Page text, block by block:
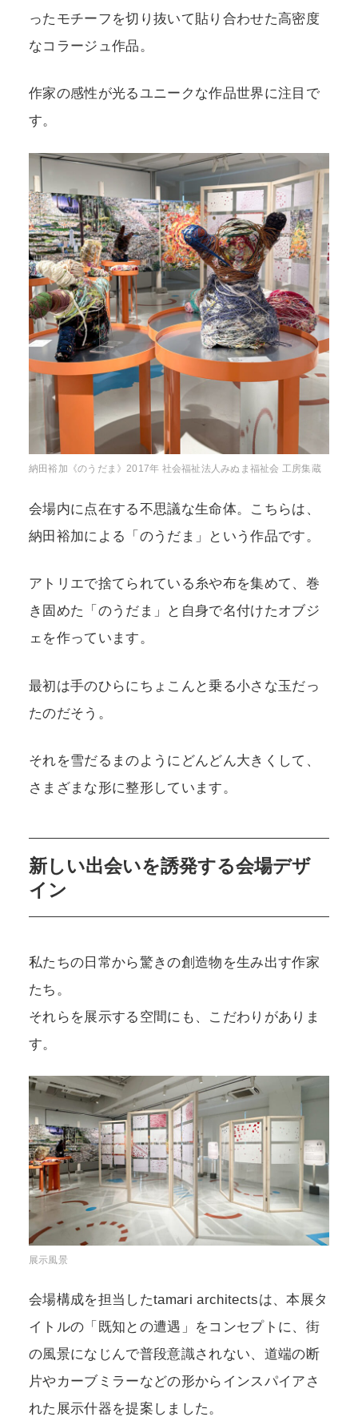
ったモチーフを切り抜いて貼り合わせた高密度
なコラージュ作品。
作家の感性が光るユニークな作品世界に注目で
す。
納田裕加《のうだま》2017年 社会福祉法人みぬま福祉会 工房集蔵
会場内に点在する不思議な生命体。こちらは、
納田裕加による「のうだま」という作品です。
アトリエで捨てられている糸や布を集めて、巻
き固めた「のうだま」と自身で名付けたオブジ
ェを作っています。
最初は手のひらにちょこんと乗る小さな玉だっ
たのだそう。
それを雪だるまのようにどんどん大きくして、
さまざまな形に整形しています。
新しい出会いを誘発する会場デザ
イン
私たちの日常から驚きの創造物を生み出す作家
たち。
それらを展示する空間にも、こだわりがありま
す。
展示風景
会場構成を担当したtamari architectsは、本展タ
イトルの「既知との遭遇」をコンセプトに、街
の風景になじんで普段意識されない、道端の断
片やカーブミラーなどの形からインスパイアさ
れた展示什器を提案しました。